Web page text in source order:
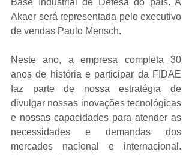
Base Industrial de Defesa do país. A
Akaer será representada pelo executivo
de vendas Paulo Mensch.
Neste ano, a empresa completa 30
anos de história e participar da FIDAE
faz parte de nossa estratégia de
divulgar nossas inovações tecnológicas
e nossas capacidades para atender as
necessidades e demandas dos
mercados nacional e internacional.